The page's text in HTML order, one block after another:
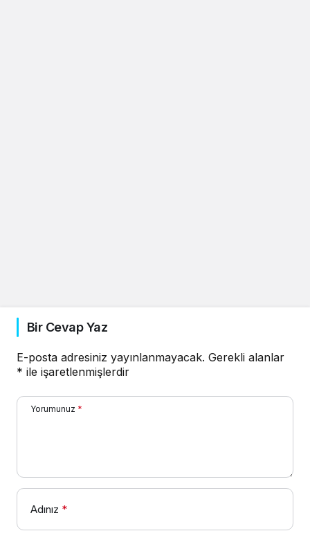
Bir Cevap Yaz
E-posta adresiniz yayınlanmayacak. Gerekli alanlar
* ile işaretlenmişlerdir
Yorumunuz *
Adınız *